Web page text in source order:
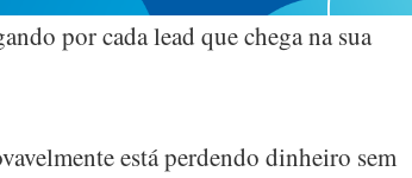
por cada lead que chega na sua
está perdendo dinheiro sem